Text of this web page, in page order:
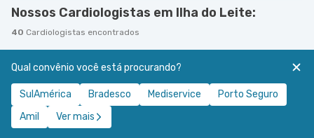
Nossos Cardiologistas em Ilha do Leite:
40 Cardiologistas encontrados
Qual convênio você está procurando?
SulAmérica Bradesco Mediservice
Porto Seguro
Amil
Ver mais